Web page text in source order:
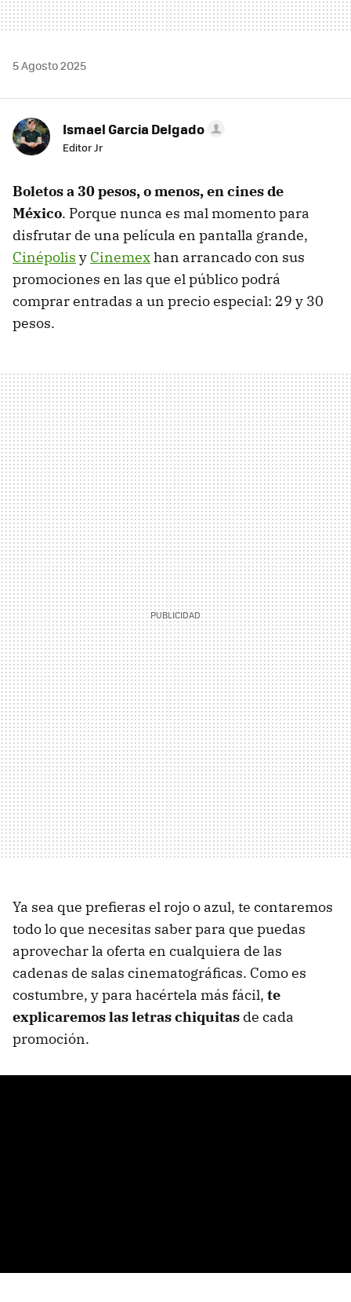
5 Agosto 2025
Ismael Garcia Delgado
Editor Jr
Boletos a 30 pesos, o menos, en cines de
México. Porque nunca es mal momento para
disfrutar de una película en pantalla grande,
Cinépolis y Cinemexhan arrancado con sus
promociones en las que el público podrá
comprar entradas a un precio especial: 29 y 30
pesos.
Ya sea que prefieras el rojo o azul, te contaremos
todo lo que necesitas saber para que puedas
aprovechar la oferta en cualquiera de las
cadenas de salas cinematográficas. Como es
costumbre, y para hacértela más fácil, te
explicaremos las letras chiquitas de cada
promoción.